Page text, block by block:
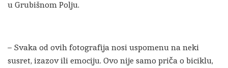
u Grubišnom Polju.
– Svaka od ovih fotografija nosi uspomenu na neki
susret, izazov ili emociju. Ovo nije samo priča o biciklu,